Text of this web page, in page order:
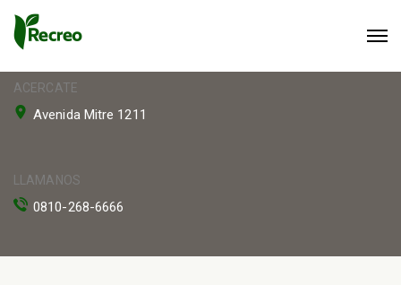
ACERCATE
Avenida Mitre 1211
LLAMANOS
0810-268-6666